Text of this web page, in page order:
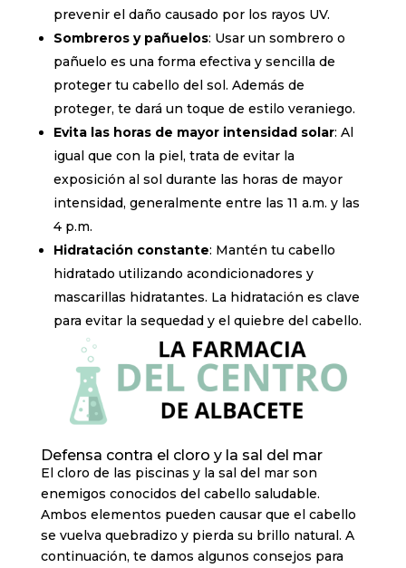
prevenir el daño causado por los rayos UV.
Sombreros y pañuelos: Usar un sombrero o
pañuelo es una forma efectiva y sencilla de
proteger tu cabello del sol. Además de
proteger, te dará un toque de estilo veraniego.
Evita las horas de mayor intensidad solar: Al
igual que con la piel, trata de evitar la
exposición al sol durante las horas de mayor
intensidad, generalmente entre las 11 a.m. y las
4 p.m.
Hidratación constante: Mantén tu cabello
hidratado utilizando acondicionadores y
mascarillas hidratantes. La hidratación es clave
para evitar la sequedad y el quiebre del cabello.
Defensa contra el cloro y la sal del mar
El cloro de las piscinas y la sal del mar son
enemigos conocidos del cabello saludable.
Ambos elementos pueden causar que el cabello
se vuelva quebradizo y pierda su brillo natural. A
continuación, te damos algunos consejos para